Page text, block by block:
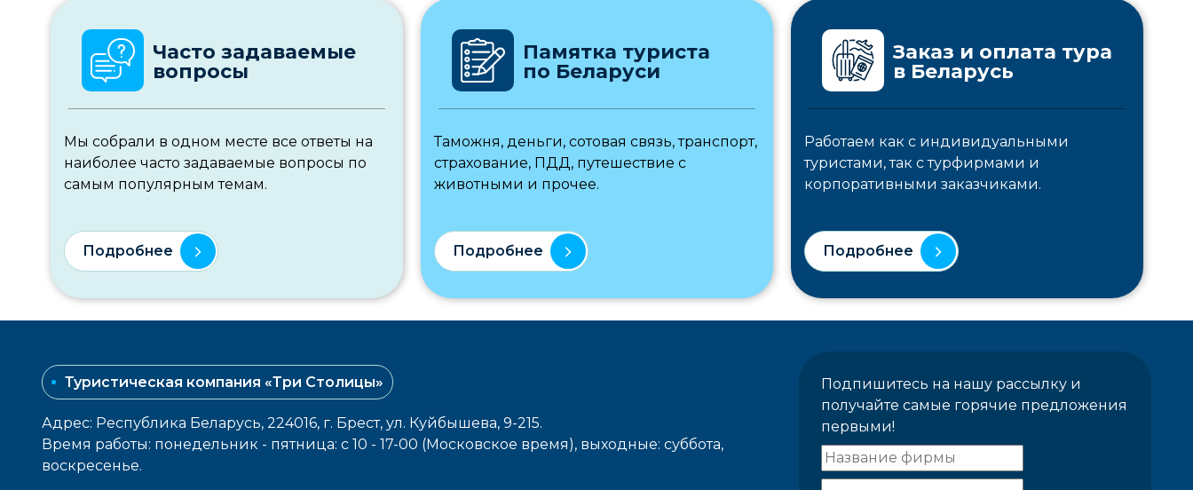
Часто задаваемые
вопросы
Мы собрали в одном месте все ответы на
наиболее часто задаваемые вопросы по
самым популярным темам.
Подробнее
Памятка туриста
по Беларуси
Таможня, деньги, сотовая связь, транспорт,
страхование, ПДД, путешествие с
животными и прочее.
Подробнее
Заказ и оплата тура
в Беларусь
Работаем как с индивидуальными
туристами, так с турфирмами и
корпоративными заказчиками.
Подробнее
Туристическая компания «Три Столицы»
Адрес: Республика Беларусь, 224016, г. Брест, ул. Куйбышева, 9-215.
Время работы: понедельник - пятница: с 10 - 17-00 (Московское время), выходные: cуббота,
воcкресенье.
Подпишитесь на нашу рассылку и
получайте самые горячие предложения
первыми!